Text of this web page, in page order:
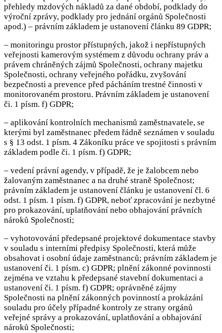
přehledy mzdových nákladů za dané období, podklady do
výroční zprávy, podklady pro jednání orgánů Společnosti
apod.) – právním základem je ustanovení článku 89 GDPR;
– monitoringu prostor přístupných, jakož i nepřístupných
veřejnosti kamerovým systémem z důvodu ochrany práv a
právem chráněných zájmů Společnosti, ochrany majetku
Společnosti, ochrany veřejného pořádku, zvyšování
bezpečnosti a prevence před pácháním trestné činnosti v
monitorovaném prostoru. Právním základem je ustanovení
či. 1 písm. f) GDPR;
– aplikování kontrolních mechanismů zaměstnavatele, se
kterými byl zaměstnanec předem řádně seznámen v souladu
s § 13 odst. 1 písm. 4 Zákoníku práce ve spojitosti s právním
základem podle či. 1 písm. f) GDPR;
– vedení právní agendy, v případě, že je žalobcem nebo
žalovaným zaměstnanec a na druhé straně Společnost;
právním základem je ustanovení článku je ustanovení čl. 6
odst. 1 písm. 1 písm. f) GDPR, neboť zpracování je nezbytné
pro prokazování, uplatňování nebo obhajování právních
nároků Společnosti;
– vyhotovování předepsané projektové dokumentace stavby
v souladu s interními předpisy Společnosti, která může
obsahovat i osobní údaje zaměstnanců; právním základem je
ustanovení či. 1 písm. c) GDPR; plnění zákonné povinnosti
zejména ve vztahu k předepsané stavební dokumentaci a
ustanovení či. 1 písm. f) GDPR; oprávněné zájmy
Společnosti na plnění zákonných povinností a prokázání
souladu pro účely případné kontroly ze strany orgánů
veřejné správy a prokazování, uplatňování a obhajování
nároků Společnosti;